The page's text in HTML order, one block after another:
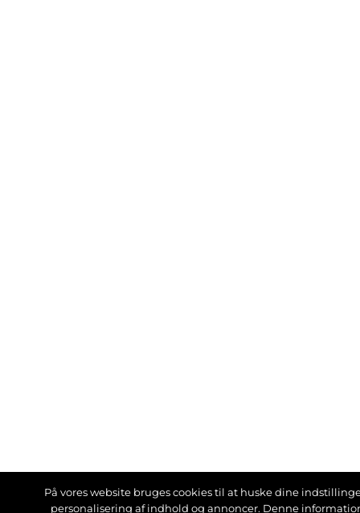
På vores website bruges cookies til at huske dine
personalisering af indhold og annoncer. Denne